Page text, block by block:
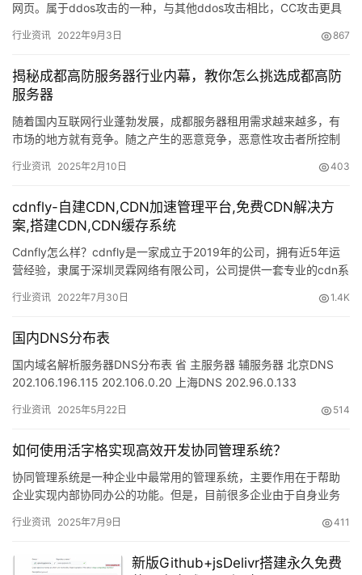
网页。属于ddos攻击的一种，与其他ddos攻击相比，CC攻击更具
行业资讯 2022年9月3日 867
揭秘成都高防服务器行业内幕，教你怎么挑选成都高防
服务器
随着国内互联网行业蓬勃发展，成都服务器租用需求越来越多，有
市场的地方就有竞争。随之产生的恶意竞争，恶意性攻击者所控制
各业的…
行业资讯 2025年2月10日 403
cdnfly-自建CDN,CDN加速管理平台,免费CDN解决方
案,搭建CDN,CDN缓存系统
Cdnfly怎么样？cdnfly是一家成立于2019年的公司，拥有近5年运
营经验，隶属于深圳灵霖网络有限公司，公司提供一套专业的cdn系
行业资讯 2022年7月30日 1.4K
国内DNS分布表
国内域名解析服务器DNS分布表 省 主服务器 辅服务器 北京DNS
202.106.196.115 202.106.0.20 上海DNS 202.96.0.133
行业资讯 2025年5月22日 514
如何使用活字格实现高效开发协同管理系统？
协同管理系统是一种企业中最常用的管理系统，主要作用在于帮助
企业实现内部协同办公的功能。但是，目前很多企业由于自身业务
以很企…
行业资讯 2025年7月9日 411
新版Github+jsDelivr搭建永久免费